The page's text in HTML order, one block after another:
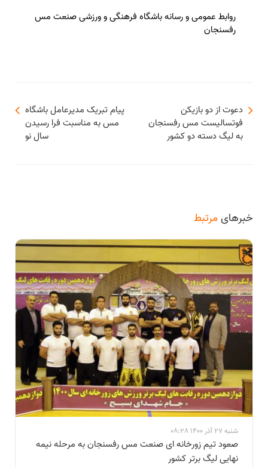
روابط عمومی و رسانه باشگاه فرهنگی و ورزشی صنعت مس
رفسنجان
پیام تبریک مدیرعامل باشگاه
مس به مناسبت فرا رسیدن
سال نو
دعوت از دو بازیکن
فوتسالیست مس رفسنجان
به لیگ دسته دو کشور
خبرهایمرتبط
شنبه 27 آذر 1400 08:28
صعود تیم زورخانه ای صنعت مس رفسنجان به مرحله نیمه
نهایی لیگ برتر کشور